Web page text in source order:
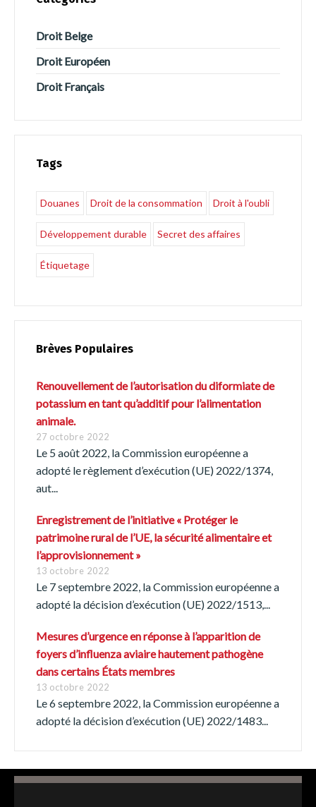
Droit Belge
Droit Européen
Droit Français
Tags
Douanes Droit de la consommation Droit à l'oubli
Développement durable Secret des affaires
Étiquetage
Brèves Populaires
Renouvellement de l’autorisation du diformiate de
potassium en tant qu’additif pour l’alimentation
animale.
27 octobre 2022
Le 5 août 2022, la Commission européenne a
adopté le règlement d’exécution (UE) 2022/1374,
aut...
Enregistrement de l’initiative « Protéger le
patrimoine rural de l’UE, la sécurité alimentaire et
l’approvisionnement »
13 octobre 2022
Le 7 septembre 2022, la Commission européenne a
adopté la décision d’exécution (UE) 2022/1513,...
Mesures d’urgence en réponse à l’apparition de
foyers d’influenza aviaire hautement pathogène
dans certains États membres
13 octobre 2022
Le 6 septembre 2022, la Commission européenne a
adopté la décision d’exécution (UE) 2022/1483...
Switch The Language
Français English
Italiano Español
Português